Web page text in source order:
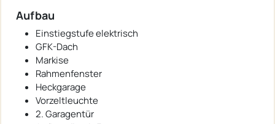
Aufbau
Einstiegstufe elektrisch
GFK-Dach
Markise
Rahmenfenster
Heckgarage
Vorzeltleuchte
2. Garagentür